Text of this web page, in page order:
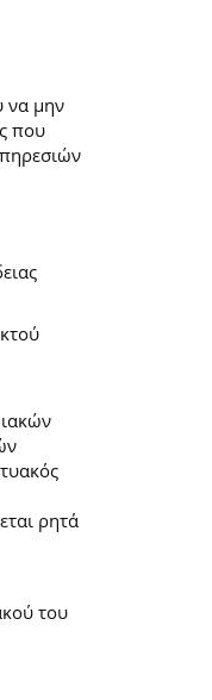
να μην
που
ρητά
του